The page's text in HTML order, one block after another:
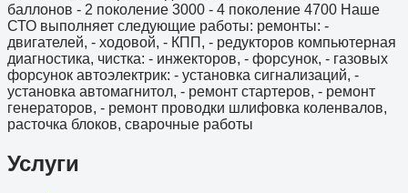
баллонов - 2 поколение 3000 - 4 поколение 4700 Наше
СТО выполняет следующие работы: ремонты: -
двигателей, - ходовой, - КПП, - редукторов компьютерная
диагностика, чистка: - инжекторов, - форсунок, - газовых
форсунок автоэлектрик: - установка сигнализаций, -
установка автомагнитол, - ремонт стартеров, - ремонт
генераторов, - ремонт проводки шлифовка коленвалов,
расточка блоков, сварочные работы
Услуги